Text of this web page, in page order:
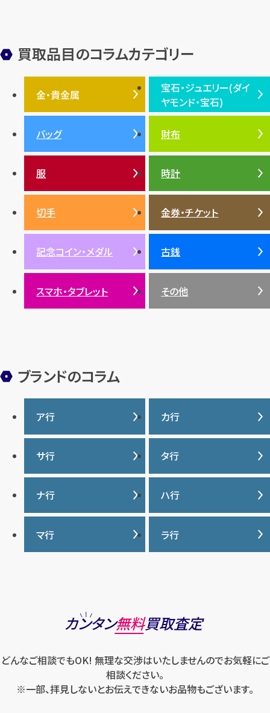
装飾品 オメガ シュプリーム ウブロ
エルメス ダイヤモンド ルイ・ヴィトン 豆知識 カルティエ
投資 金地金 金価格・相場 グッチ 買取 プラダ
ティファニー
金貨 ブルガリ
バッグ
アメジスト
バレンシアガ
ルビー 陶磁器・ガラス ブレゲ SDGs
買取品目のコラムカテゴリー
金・貴金属
金・貴金属TOP
プラチナ
銀・シルバー
宝石・ジュエリー(ダイ
ヤモンド・宝石)
宝石・ジュエリー(ダイヤモ
ンド・宝石)TOP
ダイヤモンド
エメラルド
ルビー
サファイア
パール
サンゴ
ヒスイ
バッグ 財布
服 時計
切手 金券・チケット
記念コイン・メダル 古銭
スマホ・タブレット その他
ブランドのコラム
ア行
IWC
ヴァシュロンコンスタンタ
ン
ウブロ
エルメス
オーデマ ピゲ
カ行
カナダグース
カルティエ
グッチ
クロムハーツ
ケイト・スペード
サ行
サマンサタバサ
ジーショック
ジャガー・ルクルト
スウォッチ
ゼニス
セリーヌ
タ行
タグ・ホイヤー
ディオール
ティファニー
ナ行
ナイキ
ハ行
バーバリー
バカラ
ハリー・ウィンストン
フェラガモ
フェンディ
マ行 ラ行
ロエベ
ロンジン
カンタン無料買取査定
どんなご相談でもOK! 無理な交渉はいたしませんのでお気軽にご
相談ください。
※一部、拝見しないとお伝えできないお品物もございます。